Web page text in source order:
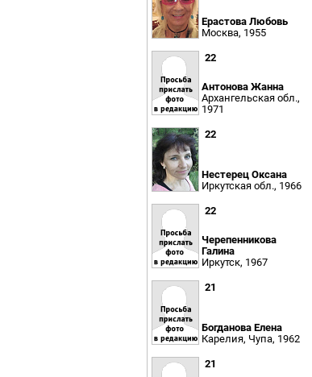
Ерастова Любовь
Москва, 1955
22
Антонова Жанна
Архангельская обл.,
1971
22
Нестерец Оксана
Иркутская обл., 1966
22
Черепенникова
Галина
Иркутск, 1967
21
Богданова Елена
Карелия, Чупа, 1962
21